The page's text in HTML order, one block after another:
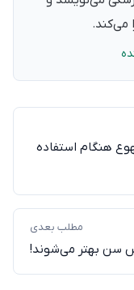
می‌کند.
هنگام استفاده
مطلب بعدی
سن بهتر می‌شوند!